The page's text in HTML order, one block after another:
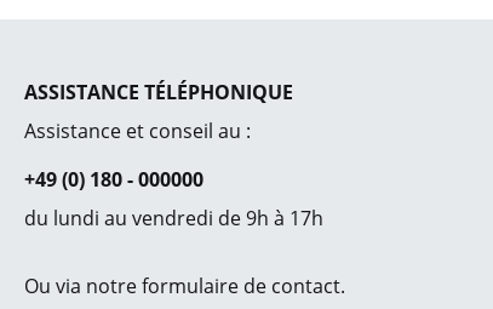
ASSISTANCE TÉLÉPHONIQUE
Assistance et conseil au :
+49 (0) 180 - 000000
du lundi au vendredi de 9h à 17h
Ou via notreformulaire de contact.